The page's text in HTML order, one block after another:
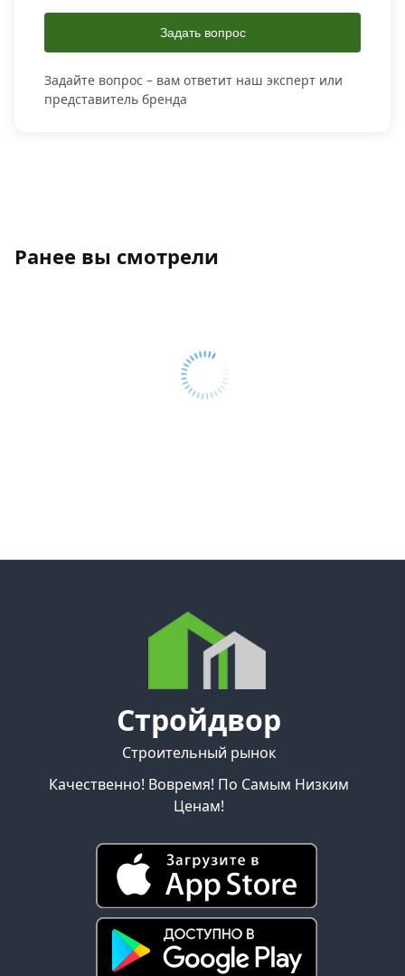
Задать вопрос
Задайте вопрос – вам ответит наш эксперт или
представитель бренда
Ранее вы смотрели
Стройдвор
Строительный рынок
Качественно! Вовремя! По Самым Низким
Ценам!